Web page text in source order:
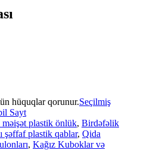
hüquqlar qorunur.Seçilmiş
Sayt
məişət plastik önlük, Birdəfəlik
şəffaf plastik qablar, Qida
, Kağız Kuboklar və